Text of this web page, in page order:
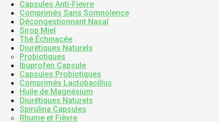
Capsules Anti-Fievre
Comprimés Sans Somnolence
Décongestionnant Nasal
Sirop Miel
Thé Échinacée
Diurétiques Naturels
Probiotiques
Ibuprofen Capsule
Capsules Probiotiques
Comprimés Lactobacillus
Huile de Magnésium
Diurétiques Naturels
Spirulina Capsules
Rhume et Fièvre